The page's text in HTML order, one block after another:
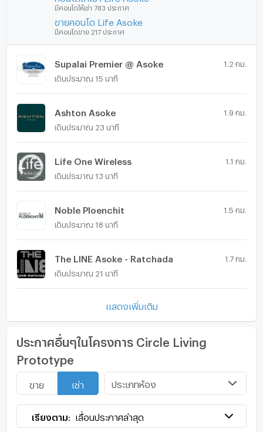
มีคอนโดให้เช่า 783 ประกาศ
ขายคอนโด Life Asoke
มีคอนโดขาย 217 ประกาศ
Supalai Premier @ Asoke 1.2 กม.
เดินประมาณ 15 นาที
Ashton Asoke 1.9 กม.
เดินประมาณ 23 นาที
Life One Wireless 1.1 กม.
เดินประมาณ 13 นาที
Noble Ploenchit 1.5 กม.
เดินประมาณ 18 นาที
The LINE Asoke - Ratchada 1.7 กม.
เดินประมาณ 21 นาที
แสดงเพิ่มเติม
ประกาศอื่นๆในโครงการ Circle Living
Prototype
ขาย เช่า ประเภทห้อง
เรียงตาม: เลื่อนประกาศล่าสุด